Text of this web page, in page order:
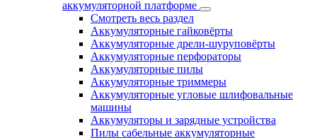
аккумуляторной платформе
Смотреть весь раздел
Аккумуляторные гайковёрты
Аккумуляторные дрели-шуруповёрты
Аккумуляторные перфораторы
Аккумуляторные пилы
Аккумуляторные триммеры
Аккумуляторные угловые шлифовальные
машины
Аккумуляторы и зарядные устройства
Пилы сабельные аккумуляторные